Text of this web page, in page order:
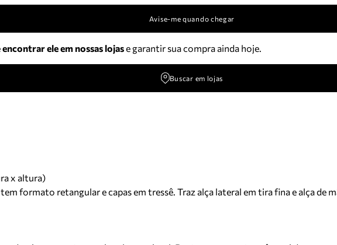
Avise-me quando chegar
encontrar ele em nossas lojase garantir sua compra ainda hoje.
Buscar em lojas
x altura)
formato retangular e capas em tressê. Traz alça lateral em tira fina e alça de